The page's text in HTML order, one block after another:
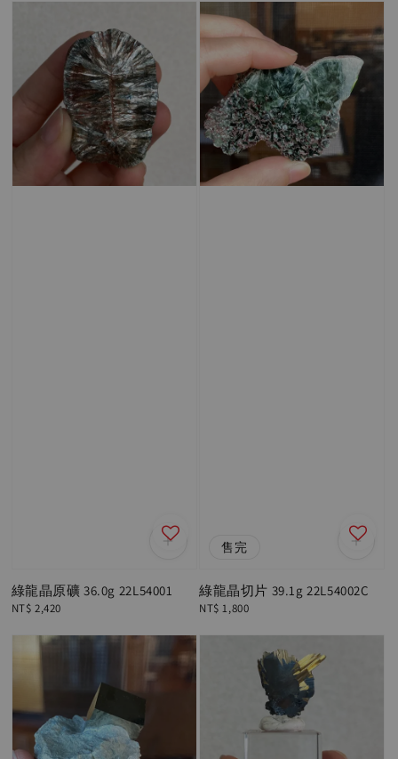
綠龍晶原礦 36.0g 22L54001
Regular
NT$ 2,420
售完
綠龍晶切片 39.1g 22L54002C
Regular
NT$ 1,800